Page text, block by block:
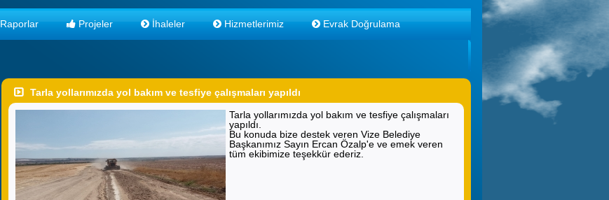
Raporlar Projeler İhaleler Hizmetlerimiz Evrak Doğrulama
Tarla yollarımızda yol bakım ve tesfiye çalışmaları yapıldı
Tarla yollarımızda yol bakım ve tesfiye çalışmaları
yapıldı.
Bu konuda bize destek veren Vize Belediye
Başkanımız Sayın Ercan Özalp'e ve emek veren
tüm ekibimize teşekkür ederiz.